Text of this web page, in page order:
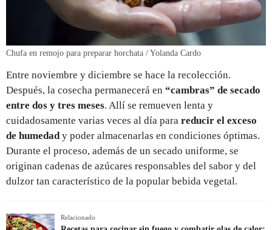
Chufa en remojo para preparar horchata / Yolanda Cardo
Entre noviembre y diciembre se hace la recolección.
Después, la cosecha permanecerá en “cambras” de secado
entre dos y tres meses. Allí se remueven lenta y
cuidadosamente varias veces al día para reducir el exceso
de humedad y poder almacenarlas en condiciones óptimas.
Durante el proceso, además de un secado uniforme, se
originan cadenas de azúcares responsables del sabor y del
dulzor tan característico de la popular bebida vegetal.
Relacionado